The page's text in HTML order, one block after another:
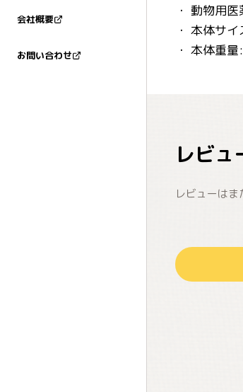
会社概要
お問い合わせ
・ 動物用
・ 本体サ
・ 本体重
レビュ
レビューは